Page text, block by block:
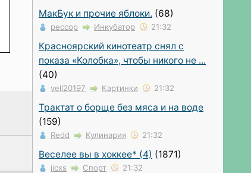
МакБук и прочие яблоки. (68)
peccop Инкубатор 21:32
Красноярский кинотеатр снял с
показа «Колобка», чтобы никого не ...
(40)
vell20197 Картинки 21:32
Трактат о борще без мяса и на воде
(159)
Redd Кулинария 21:32
Веселее вы в хоккее* (4) (1871)
jicxs Спорт 21:32